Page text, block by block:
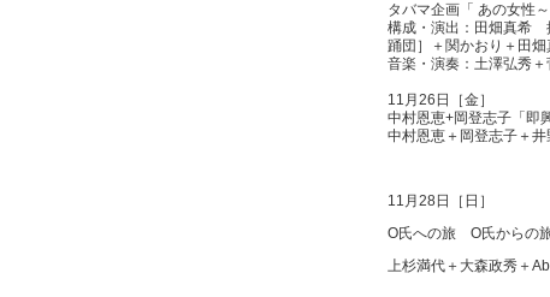
タバマ企画「 あの女性～
構成・演出： 田畑真希
踊団］
＋ 関かおり ＋ 田畑
音楽・演奏： 土澤弘秀 ＋
11月26日［金］
中村恩恵+岡登志子 「
中村恩恵 ＋ 岡登志子 ＋ 井
11月28日［日］
O氏への旅 O氏からの旅
上杉満代＋大森政秀＋